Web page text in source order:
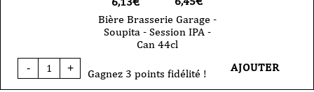
Bière Brasserie Garage -
Soupita - Session IPA -
Can 44cl
-
quantité
de
+ Gagnez 3 points fidélité ! AJOUTER